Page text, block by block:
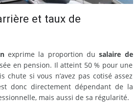
et taux de
exprime la proportion dusalaire de
en pension. Il atteint 50 % pour une
chute si vous n’avez pas cotisé assez
donc directement dépendant de la
mais aussi de sa régularité.